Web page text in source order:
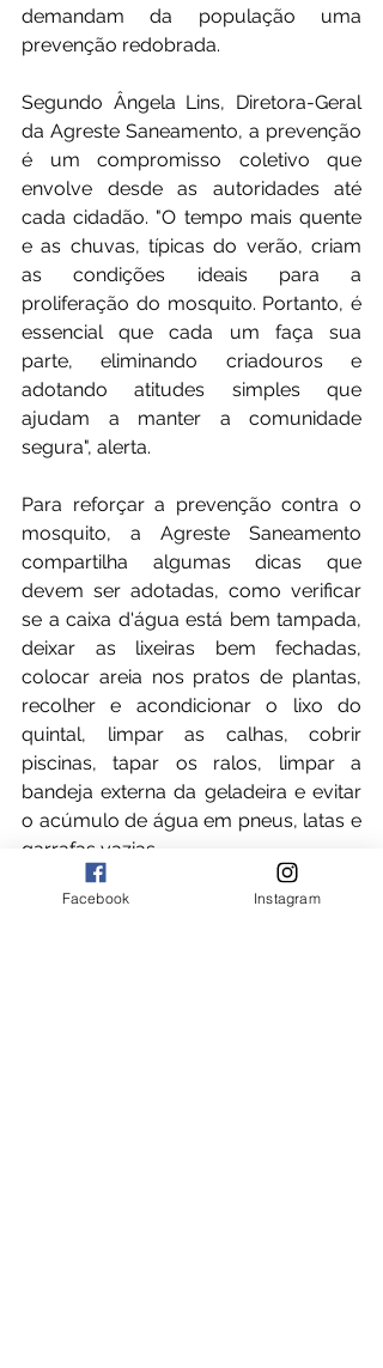
demandam da população uma
prevenção redobrada.
Segundo Ângela Lins, Diretora-Geral
da Agreste Saneamento, a prevenção
é um compromisso coletivo que
envolve desde as autoridades até
cada cidadão. "O tempo mais quente
e as chuvas, típicas do verão, criam
as condições ideais para a
proliferação do mosquito. Portanto, é
essencial que cada um faça sua
parte, eliminando criadouros e
adotando atitudes simples que
ajudam a manter a comunidade
segura", alerta.
Para reforçar a prevenção contra o
mosquito, a Agreste Saneamento
compartilha algumas dicas que
devem ser adotadas, como verificar
se a caixa d'água está bem tampada,
deixar as lixeiras bem fechadas,
colocar areia nos pratos de plantas,
recolher e acondicionar o lixo do
quintal, limpar as calhas, cobrir
piscinas, tapar os ralos, limpar a
bandeja externa da geladeira e evitar
o acúmulo de água em pneus, latas e
garrafas vazias.
Facebook Instagram